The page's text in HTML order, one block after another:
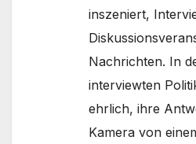
inszeniert,
Nachrichten. In
interviewten
ehrlich, ihre
Kamera von